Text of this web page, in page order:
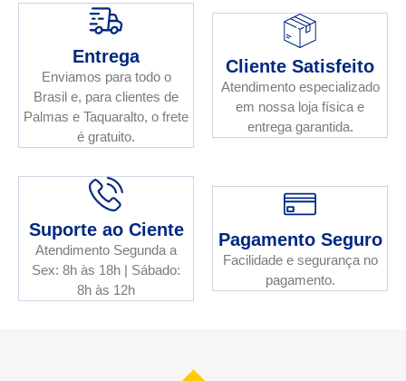
Entrega
Enviamos para todo o
Brasil e, para clientes de
Palmas e Taquaralto, o frete
é gratuito.
Cliente Satisfeito
Atendimento especializado
em nossa loja física e
entrega garantida.
Suporte ao Ciente
Atendimento Segunda a
Sex: 8h às 18h | Sábado:
8h às 12h
Pagamento Seguro
Facilidade e segurança no
pagamento.